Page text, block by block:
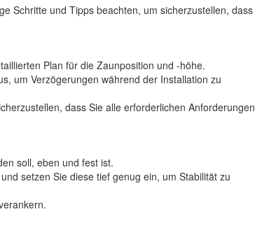
Schritte und Tipps beachten, um sicherzustellen, dass
Plan für die Zaunposition und -höhe.
um Verzögerungen während der Installation zu
dass Sie alle erforderlichen Anforderungen
soll, eben und fest ist.
setzen Sie diese tief genug ein, um Stabilität zu